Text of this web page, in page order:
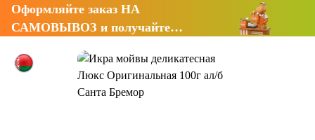
Оформляйте заказ НА
САМОВЫВОЗ и получайте